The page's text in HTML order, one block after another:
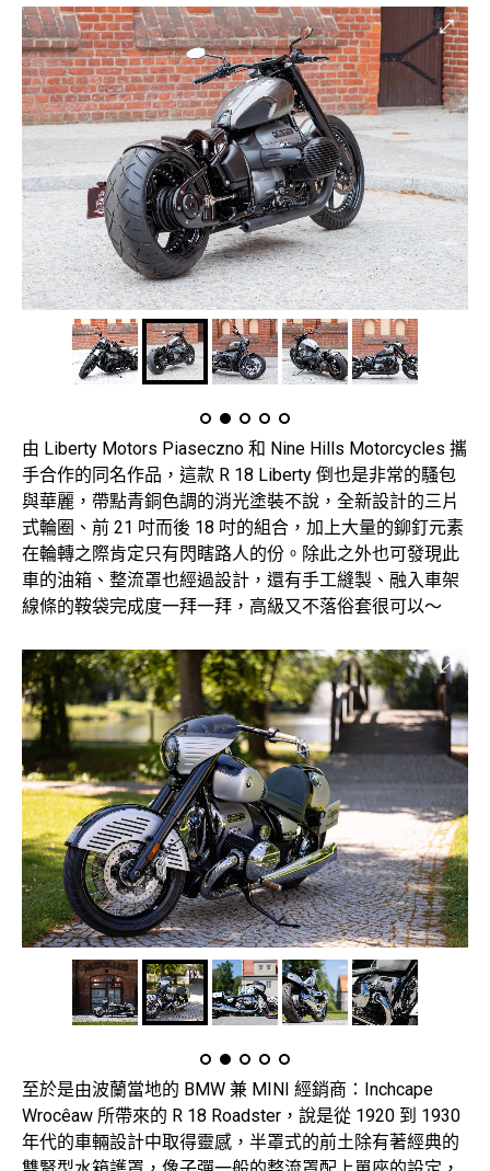
由 Liberty Motors Piaseczno 和 Nine Hills Motorcycles 攜
手合作的同名作品，這款 R 18 Liberty 倒也是非常的騷包
與華麗，帶點青銅色調的消光塗裝不說，全新設計的三片
式輪圈、前 21 吋而後 18 吋的組合，加上大量的鉚釘元素
在輪轉之際肯定只有閃瞎路人的份。除此之外也可發現此
車的油箱、整流罩也經過設計，還有手工縫製、融入車架
線條的鞍袋完成度一拜一拜，高級又不落俗套很可以～
至於是由波蘭當地的 BMW 兼 MINI 經銷商：Inchcape
Wrocêaw 所帶來的 R 18 Roadster，說是從 1920 到 1930
年代的車輛設計中取得靈感，半罩式的前土除有著經典的